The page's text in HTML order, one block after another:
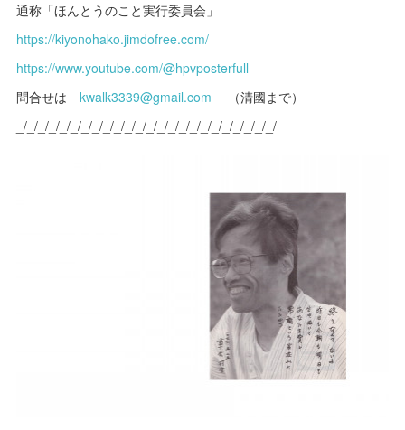
通称「ほんとうのこと実行委員会」
https://kiyonohako.jimdofree.com/
https://www.youtube.com/@hpvposterfull
問合せはkwalk3339@gmail.com （清國まで）
_/_/_/_/_/_/_/_/_/_/_/_/_/_/_/_/_/_/_/_/_/_/_/_/